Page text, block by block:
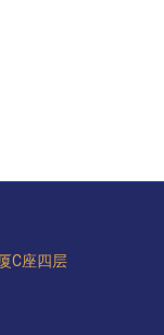
C座四层